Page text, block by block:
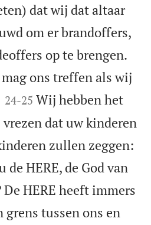
dat wij dat altaar
om er brandoffers,
op te brengen.
ons treffen als wij


24-25 Wij hebben het
dat uw kinderen
zullen zeggen:
de HERE, de God van
HERE heeft immers
grens tussen ons en